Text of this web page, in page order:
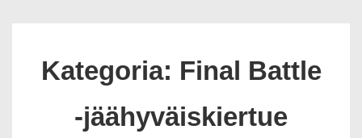
Kategoria: Final Battle
-jäähyväiskiertue